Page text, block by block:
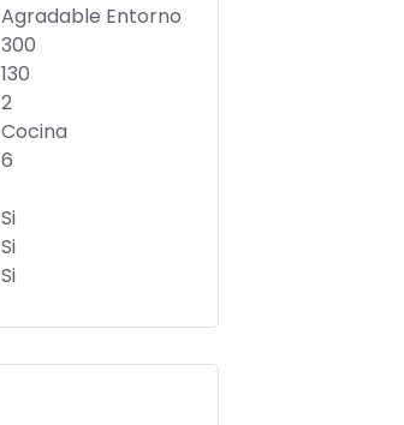
Agradable Entorno
300
130
2
Cocina
6
Si
Si
Si